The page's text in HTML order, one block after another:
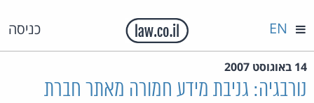
כניסה EN
14 באוגוסט 2007
נורבגיה: גניבת מידע חמורה מאתר חברת